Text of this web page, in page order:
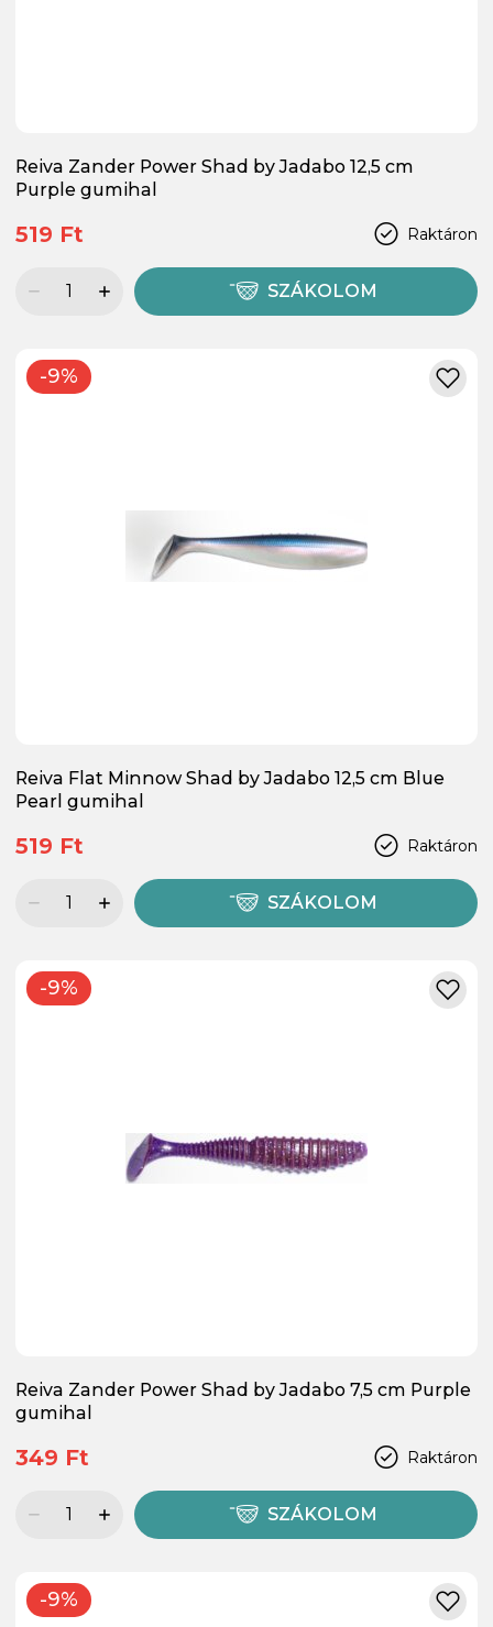
Reiva Zander Power Shad by Jadabo 12,5 cm
Purple gumihal
Raktáron
519 Ft
SZÁKOLOM
-9%
Reiva Flat Minnow Shad by Jadabo 12,5 cm Blue
Pearl gumihal
Raktáron
519 Ft
SZÁKOLOM
-9%
Reiva Zander Power Shad by Jadabo 7,5 cm Purple
gumihal
Raktáron
349 Ft
SZÁKOLOM
-9%